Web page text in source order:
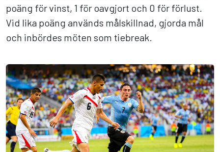
poäng för vinst, 1 för oavgjort och 0 för förlust.
Vid lika poäng används målskillnad, gjorda mål
och inbördes möten som tiebreak.